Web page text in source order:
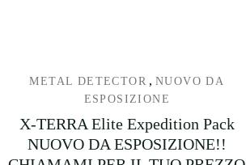
METAL DETECTOR , NUOVO DA
ESPOSIZIONE
X-TERRA Elite Expedition Pack
NUOVO DA ESPOSIZIONE!!